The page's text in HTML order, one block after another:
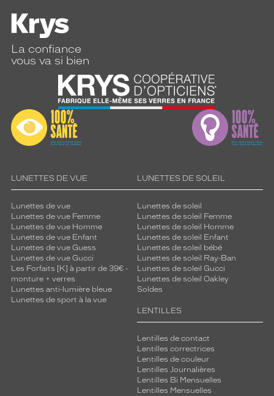
La confiance
vous va si bien
LUNETTES DE VUE
Lunettes de vue
Lunettes de vue Femme
Lunettes de vue Homme
Lunettes de vue Enfant
Lunettes de vue Guess
Lunettes de vue Gucci
Les Forfaits [K] à partir de 39€ -
monture + verres
Lunettes anti-lumière bleue
Lunettes de sport à la vue
LUNETTES DE SOLEIL
Lunettes de soleil
Lunettes de soleil Femme
Lunettes de soleil Homme
Lunettes de soleil Enfant
Lunettes de soleil bébé
Lunettes de soleil Ray-Ban
Lunettes de soleil Gucci
Lunettes de soleil Oakley
Soldes
LENTILLES
Lentilles de contact
Lentilles correctrices
Lentilles de couleur
Lentilles Journalières
Lentilles Bi Mensuelles
Lentilles Mensuelles